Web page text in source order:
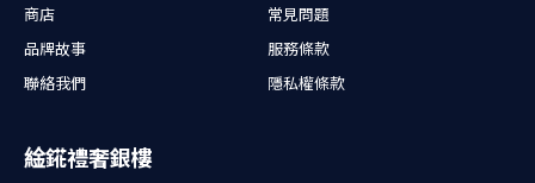
商店
品牌故事
聯絡我們
常見問題
服務條款
隱私權條款
䋮錵禮奢銀樓